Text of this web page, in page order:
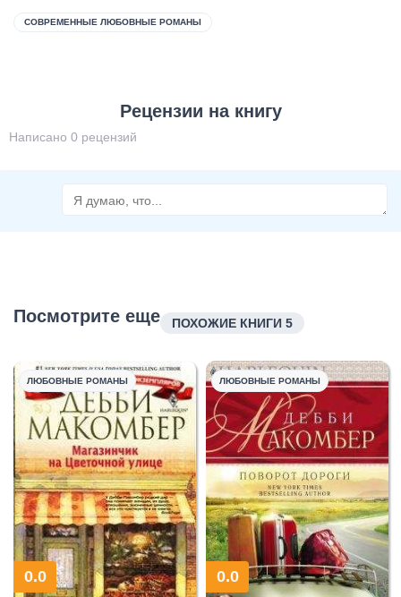
СОВРЕМЕННЫЕ ЛЮБОВНЫЕ РОМАНЫ
Рецензии на книгу
Написано 0 рецензий
Посмотрите еще ПОХОЖИЕ КНИГИ 5
ЛЮБОВНЫЕ РОМАНЫ
0.0
ЛЮБОВНЫЕ РОМАНЫ
0.0